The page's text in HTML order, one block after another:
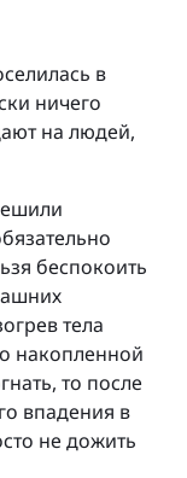
в
ничего
на людей,
беспокоить
тела
накопленной
то после
впадения в
не дожить